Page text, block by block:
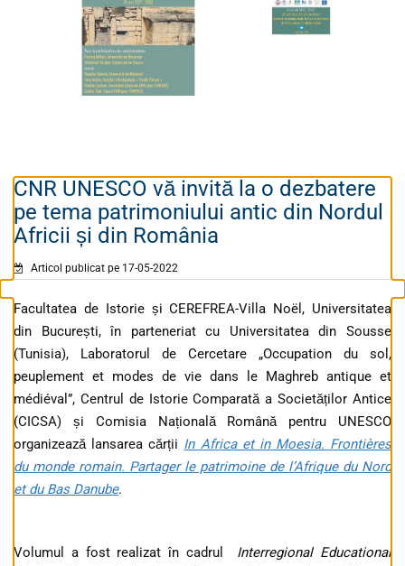
CNR UNESCO vă invită la o dezbatere
pe tema patrimoniului antic din Nordul
Africii și din România
Articol publicat pe 17-05-2022
Facultatea de Istorie și CEREFREA-Villa Noël, Universitatea
din București, în parteneriat cu Universitatea din Sousse
(Tunisia), Laboratorul de Cercetare „Occupation du sol,
peuplement et modes de vie dans le Maghreb antique et
médiéval”, Centrul de Istorie Comparată a Societăților Antice
(CICSA) și Comisia Națională Română pentru UNESCO
organizează lansarea cărții In Africa et in Moesia. Frontières
du monde romain. Partager le patrimoine de l’Afrique du Nord
et du Bas Danube.
Volumul a fost realizat în cadrul Interregional Educational